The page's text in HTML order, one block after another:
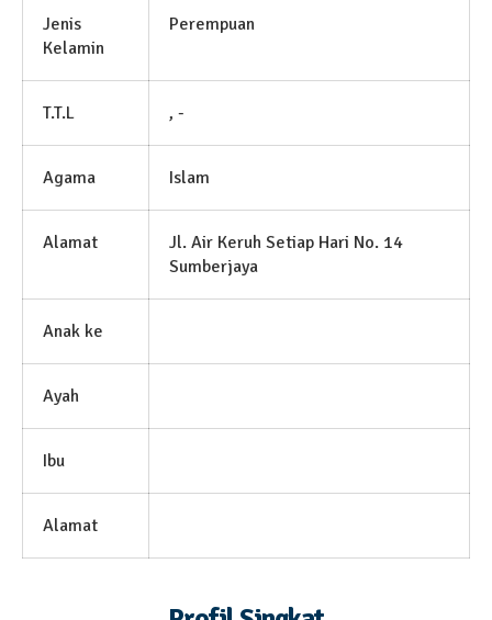
Jenis
Kelamin
Perempuan
T.T.L , -
Agama Islam
Alamat
Jl. Air Keruh Setiap Hari No. 14
Sumberjaya
Anak ke
Ayah
Ibu
Alamat